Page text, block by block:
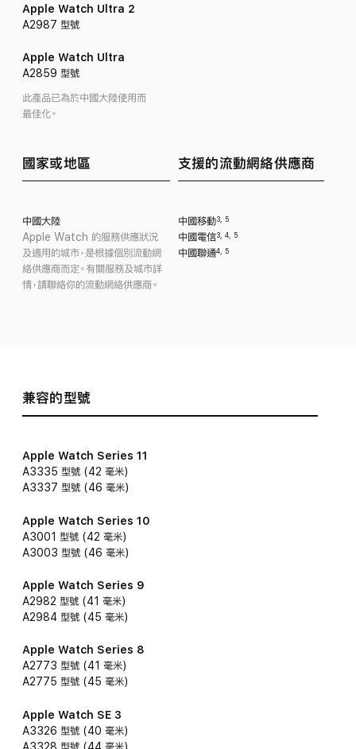
Apple Watch Ultra 2
A2987 型號
Apple Watch Ultra
A2859 型號
此產品已為於中國大陸使用而
最佳化。
國家或地區 支援的流動網絡供應商
中國大陸
Apple Watch 的服務供應狀況
及適用的城市，是根據個別流動網
絡供應商而定。有關服務及城市詳
情，請聯絡你的流動網絡供應商。
中國移動3 5
中國電信3 4 5
中國聯通4 5
兼容的型號
Apple Watch Series 11
A3335 型號 (42 毫米)
A3337 型號 (46 毫米)
Apple Watch Series 10
A3001 型號 (42 毫米)
A3003 型號 (46 毫米)
Apple Watch Series 9
A2982 型號 (41 毫米)
A2984 型號 (45 毫米)
Apple Watch Series 8
A2773 型號 (41 毫米)
A2775 型號 (45 毫米)
Apple Watch SE 3
A3326 型號 (40 毫米)
A3328 型號 (44 毫米)